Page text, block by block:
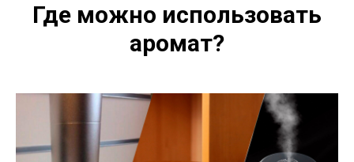
Где можно использовать
аромат?